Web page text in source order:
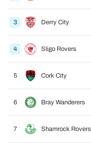
3 Derry City
4 Sligo Rovers
5 Cork City
6 Bray Wanderers
7 Shamrock Rovers